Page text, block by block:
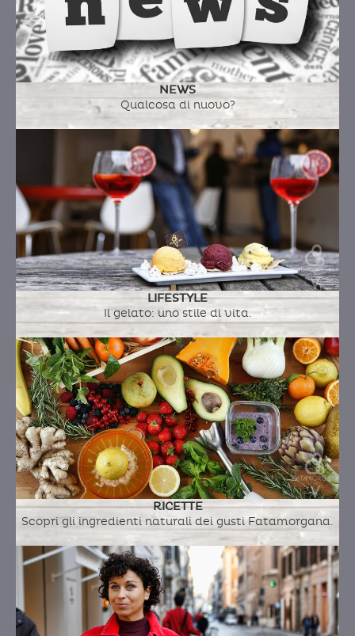
NEWS
Qualcosa di nuovo?
LIFESTYLE
Il gelato: uno stile di vita.
RICETTE
Scopri gli ingredienti naturali dei gusti Fatamorgana.